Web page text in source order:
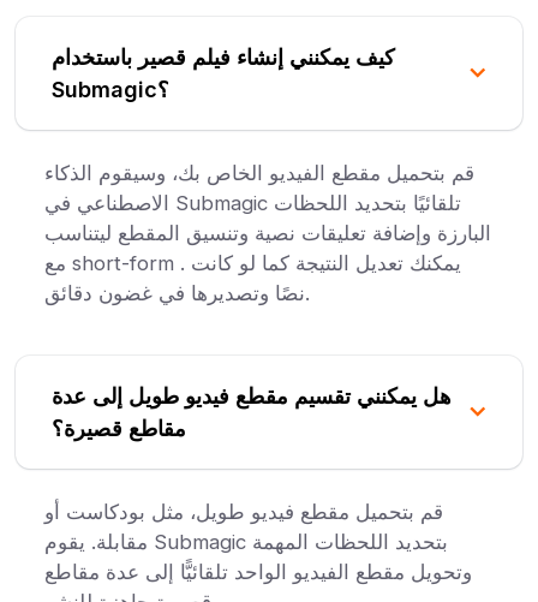
كيف يمكنني إنشاء فيلم قصير باستخدام
Submagic؟
قم بتحميل مقطع الفيديو الخاص بك، وسيقوم الذكاء
الاصطناعي في Submagic تلقائيًا بتحديد اللحظات
البارزة وإضافة تعليقات نصية وتنسيق المقطع ليتناسب
مع short-form . يمكنك تعديل النتيجة كما لو كانت
نصًا وتصديرها في غضون دقائق.
هل يمكنني تقسيم مقطع فيديو طويل إلى عدة
مقاطع قصيرة؟
قم بتحميل مقطع فيديو طويل، مثل بودكاست أو
مقابلة. يقوم Submagic بتحديد اللحظات المهمة
وتحويل مقطع الفيديو الواحد تلقائيًّا إلى عدة مقاطع